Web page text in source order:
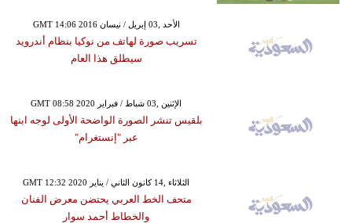
GMT 14:06 2016 الأحد ,03 إبريل / نيسان
تسريب صورة لهاتف من نوكيا بنظام أندرويد
سيطلق هذا العام
GMT 08:58 2020 الإثنين ,03 شباط / فبراير
بلقيس تنشر الصورة الواضحة الأولى لوجه ابنها
عبر "إنستغرام"
GMT 12:32 2020 الثلاثاء ,14 كانون الثاني / يناير
متحف الخط العربي يحتضن معرض الفنان
والخطاط أحمد سوار